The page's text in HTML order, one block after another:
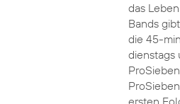
das
Bands
die 45-
dienstags
ersten